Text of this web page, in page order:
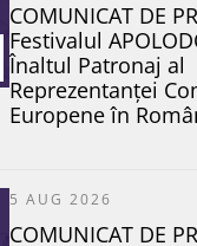
COMUNICAT DE
Festivalul
Înaltul Patronaj al
Reprezentanței
Europene în
5 AUG 2026
COMUNICAT DE